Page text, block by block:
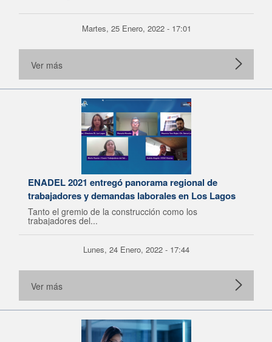
Martes, 25 Enero, 2022 - 17:01
Ver más
ENADEL 2021 entregó panorama regional de
trabajadores y demandas laborales en Los Lagos
Tanto el gremio de la construcción como los
trabajadores del...
Lunes, 24 Enero, 2022 - 17:44
Ver más